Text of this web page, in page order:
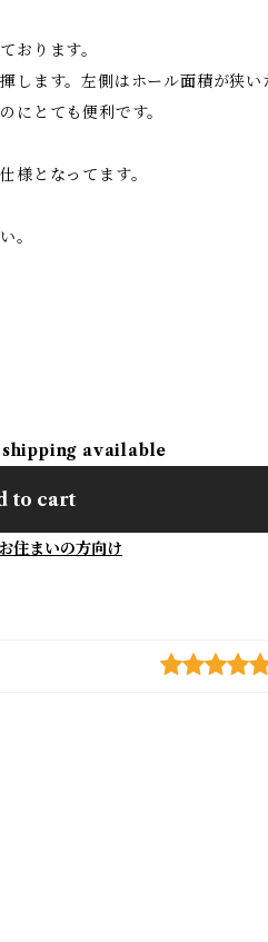
おります。
ます。左側はホール面積が狭い
にとても便利です。
様となってます。
。
available
to cart
住まいの方向け